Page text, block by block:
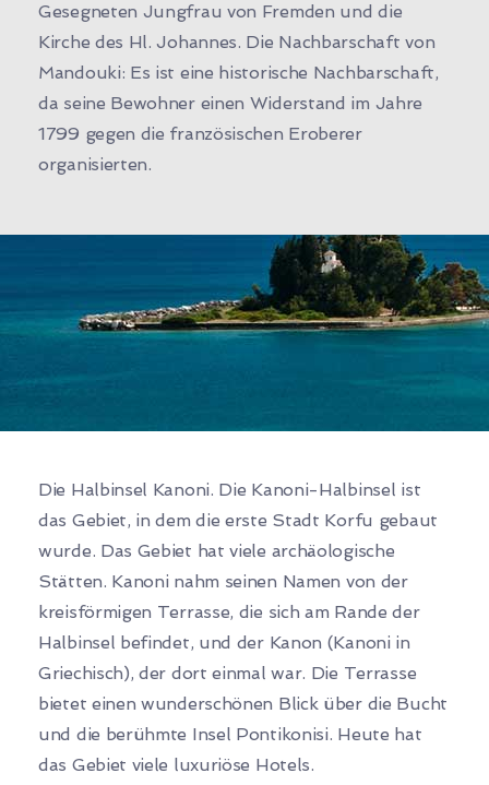
Gesegneten Jungfrau von Fremden und die
Kirche des Hl. Johannes. Die Nachbarschaft von
Mandouki: Es ist eine historische Nachbarschaft,
da seine Bewohner einen Widerstand im Jahre
1799 gegen die französischen Eroberer
organisierten.
Die Halbinsel Kanoni. Die Kanoni-Halbinsel ist
das Gebiet, in dem die erste Stadt Korfu gebaut
wurde. Das Gebiet hat viele archäologische
Stätten. Kanoni nahm seinen Namen von der
kreisförmigen Terrasse, die sich am Rande der
Halbinsel befindet, und der Kanon (Kanoni in
Griechisch), der dort einmal war. Die Terrasse
bietet einen wunderschönen Blick über die Bucht
und die berühmte Insel Pontikonisi. Heute hat
das Gebiet viele luxuriöse Hotels.